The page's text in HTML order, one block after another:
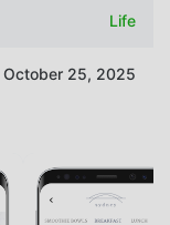
Life
October 25, 2025